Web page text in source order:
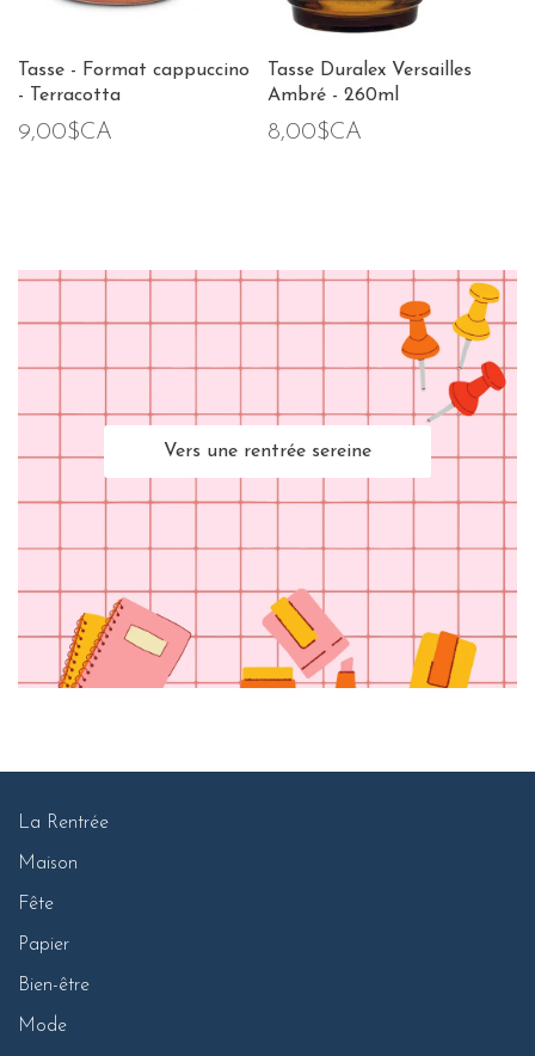
Tasse - Format cappuccino
- Terracotta
9,00$CA
Tasse Duralex Versailles
Ambré - 260ml
8,00$CA
Vers une rentrée sereine
La Rentrée
Maison
Fête
Papier
Bien-être
Mode